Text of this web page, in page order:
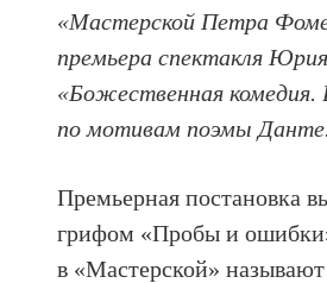
«Мастерской Петра
премьера спектакля
«Божественная комедия.
по мотивам поэмы Данте.
Премьерная постановка
грифом «Пробы и
в «Мастерской»